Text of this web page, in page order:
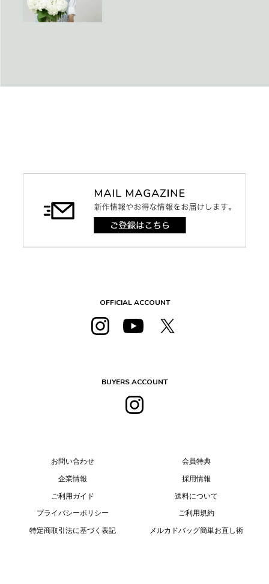
OFFICIAL ACCOUNT
BUYERS ACCOUNT
お問い合わせ
企業情報
ご利用ガイド
プライバシーポリシー
特定商取引法に基づく表記
会員特典
採用情報
送料について
ご利用規約
メルカドバッグ簡単お直し術